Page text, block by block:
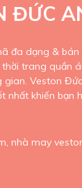
ĐỨC
đa dạng & bán
trang quần
gian. Veston
nhất khiến bạn
nhà may